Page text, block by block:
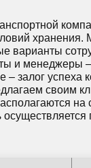
хранения.
варианты
и
залог успеха
своим